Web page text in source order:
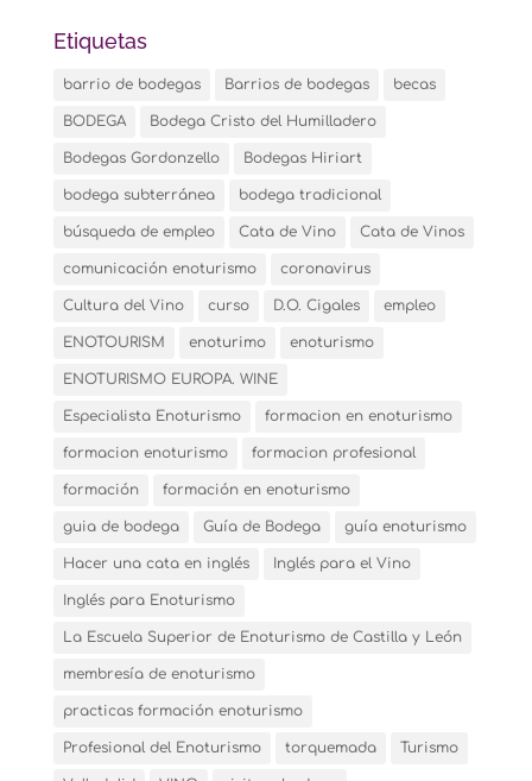
Etiquetas
barrio de bodegas Barrios de bodegas becas
BODEGA Bodega Cristo del Humilladero
Bodegas Gordonzello Bodegas Hiriart
bodega subterránea bodega tradicional
búsqueda de empleo Cata de Vino Cata de Vinos
comunicación enoturismo coronavirus
Cultura del Vino curso D.O. Cigales empleo
ENOTOURISM enoturimo enoturismo
ENOTURISMO EUROPA. WINE
Especialista Enoturismo formacion en enoturismo
formacion enoturismo formacion profesional
formación formación en enoturismo
guia de bodega Guía de Bodega guía enoturismo
Hacer una cata en inglés Inglés para el Vino
Inglés para Enoturismo
La Escuela Superior de Enoturismo de Castilla y León
membresía de enoturismo
practicas formación enoturismo
Profesional del Enoturismo torquemada Turismo